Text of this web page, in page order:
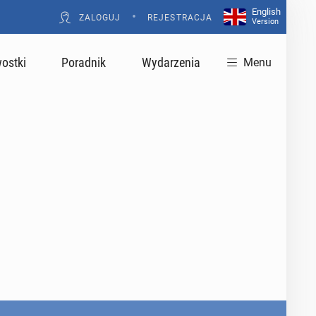
ZALOGUJ • REJESTRACJA
English
Version
Poradnik Wydarzenia Menu